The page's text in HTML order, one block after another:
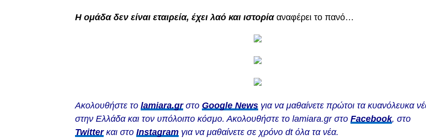
Η ομάδα δεν είναι εταιρεία, έχει λαό και ιστορία αναφέρει το πανό…
Ακολουθήστε το lamiara.grστο Google News για να μαθαίνετε πρώτοι τα κυανόλευκα
στην Ελλάδα και τον υπόλοιπο κόσμο. Ακολουθήστε το lamiara.gr στο Facebook, στο
Twitterκαι στο Instagram για να μαθαίνετε σε χρόνο dt όλα τα νέα.